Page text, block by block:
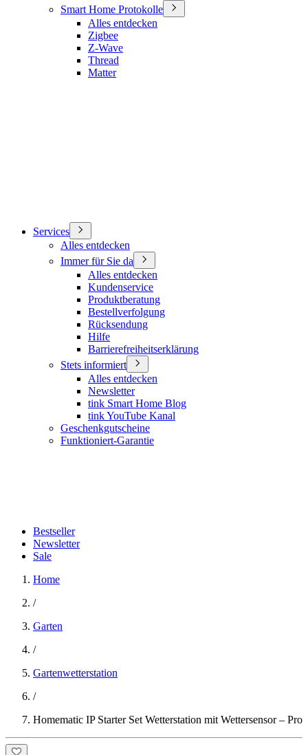
Smart Home Protokolle
Alles entdecken
Zigbee
Z-Wave
Thread
Matter
Services
Alles entdecken
Immer für Sie da
Alles entdecken
Kundenservice
Produktberatung
Bestellverfolgung
Rücksendung
Hilfe
Barrierefreiheitserklärung
Stets informiert
Alles entdecken
Newsletter
tink Smart Home Blog
tink YouTube Kanal
Geschenkgutscheine
Funktioniert-Garantie
Bestseller
Newsletter
Sale
Home
/
Garten
/
Gartenwetterstation
/
Homematic IP Starter Set Wetterstation mit Wettersensor – Pro